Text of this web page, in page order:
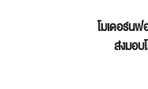
โมเดอร์นฟ
ส่งมอบ